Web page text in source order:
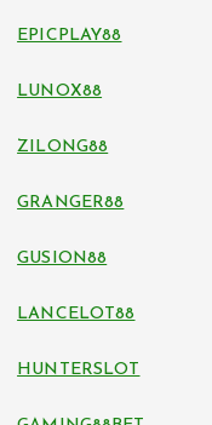
EPICPLAY88
LUNOX88
ZILONG88
GRANGER88
GUSION88
LANCELOT88
HUNTERSLOT